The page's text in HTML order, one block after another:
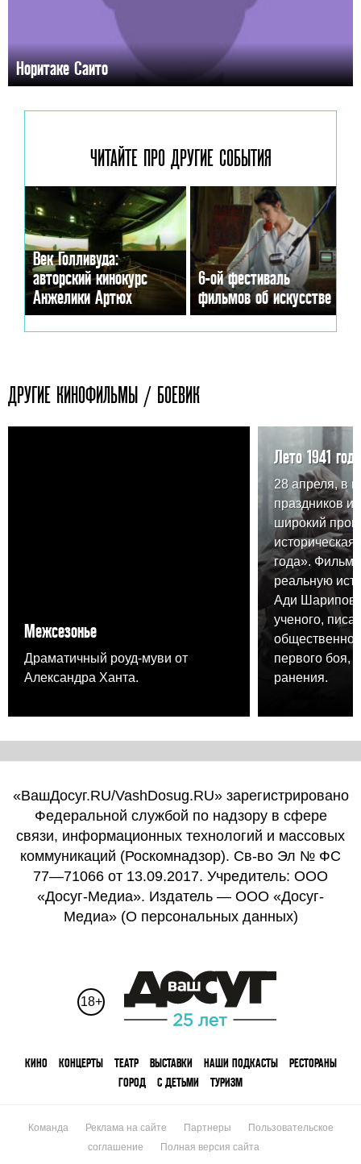
Норитаке Саито
ЧИТАЙТЕ ПРО ДРУГИЕ СОБЫТИЯ
Век Голливуда:
авторский кинокурс
Анжелики Артюх
6-ой фестиваль
фильмов об искусстве
ДРУГИЕ КИНОФИЛЬМЫ / БОЕВИК
Межсезонье
Драматичный роуд-муви от
Александра Ханта.
Лето 1941 года
28 апреля, в
праздников
широкий
года». Фильм
реальную
Ади
ученого,
первого боя,
ранения.
«ВашДосуг.RU/VashDosug.RU» зарегистрировано
Федеральной службой по надзору в сфере
связи, информационных технологий и массовых
коммуникаций (Роскомнадзор). Св-во Эл № ФС
77—71066 от 13.09.2017. Учредитель: ООО
«Досуг-Медиа». Издатель — ООО «Досуг-
Медиа» (О персональных данных)
18+
КИНО КОНЦЕРТЫ ТЕАТР ВЫСТАВКИ НАШИ ПОДКАСТЫ
РЕСТОРАНЫ
ГОРОД
С ДЕТЬМИ ТУРИЗМ
Команда Реклама на сайте Партнеры
Пользовательское
соглашение
Полная версия сайта